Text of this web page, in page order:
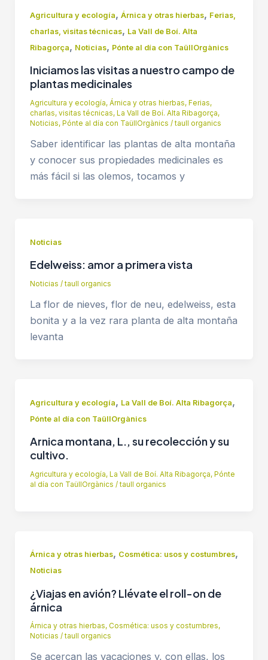
Agricultura y ecología, Árnica y otras hierbas, Ferias,
charlas, visitas técnicas, La Vall de Boí. Alta
Ribagorça, Noticias, Pónte al día con TaüllOrgànics
Iniciamos las visitas a nuestro campo de
plantas medicinales
Agricultura y ecología, Árnica y otras hierbas, Ferias,
charlas, visitas técnicas, La Vall de Boí. Alta Ribagorça,
Noticias, Pónte al día con TaüllOrgànics /taull organics
Saber identificar las plantas de alta montaña
y conocer sus propiedades medicinales es
más fácil si las olemos, tocamos y
Noticias
Edelweiss: amor a primera vista
Noticias /taull organics
La flor de nieves, flor de neu, edelweiss, esta
bonita y a la vez rara planta de alta montaña
levanta
Agricultura y ecología, La Vall de Boí. Alta Ribagorça,
Pónte al día con TaüllOrgànics
Arnica montana, L., su recolección y su
cultivo.
Agricultura y ecología, La Vall de Boí. Alta Ribagorça, Pónte
al día con TaüllOrgànics /taull organics
Árnica y otras hierbas, Cosmética: usos y costumbres,
Noticias
¿Viajas en avión? Llévate el roll-on de
árnica
Árnica y otras hierbas, Cosmética: usos y costumbres,
Noticias /taull organics
Se acercan las vacaciones y, con ellas, los